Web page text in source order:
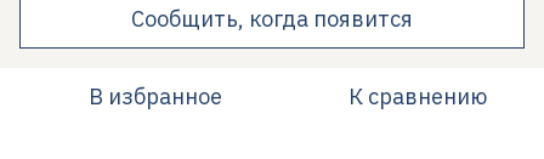
Сообщить, когда появится
В избранное К сравнению